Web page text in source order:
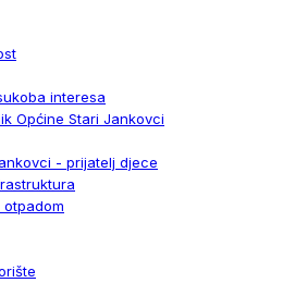
interesa
Općine Stari Jankovci
- prijatelj djece